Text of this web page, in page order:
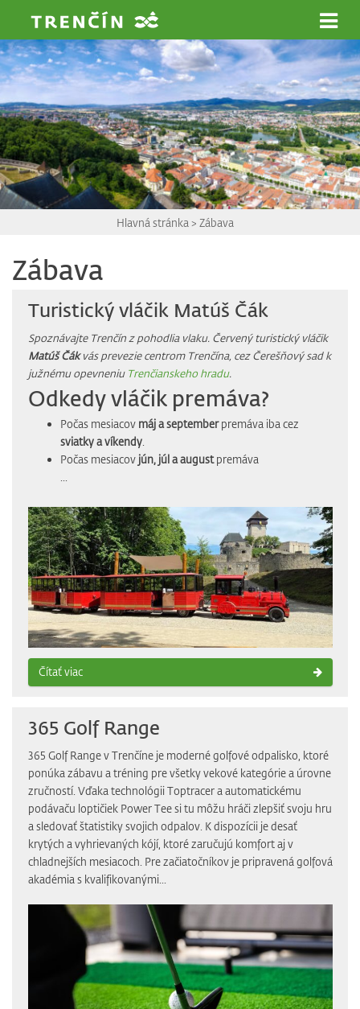
Hlavná stránka > Zábava
Zábava
Turistický vláčik Matúš Čák
Spoznávajte Trenčín z pohodlia vlaku. Červený turistický vláčik
Matúš Čákvás prevezie centrom Trenčína, cez Čerešňový sad k
južnému opevneniu Trenčianskeho hradu.
Odkedy vláčik premáva?
Počas mesiacov máj a septemberpremáva iba cez
sviatky a víkendy.
Počas mesiacovjún, júl a augustpremáva
Čítať viac
365 Golf Range
​365 Golf Range v Trenčíne je moderné golfové odpalisko, ktoré
ponúka zábavu a tréning pre všetky vekové kategórie a úrovne
zručností. Vďaka technológii Toptracer a automatickému
podávaču loptičiek Power Tee si tu môžu hráči zlepšiť svoju hru
a sledovať štatistiky svojich odpalov. K dispozícii je desať
krytých a vyhrievaných kójí, ktoré zaručujú komfort aj v
chladnejších mesiacoch. Pre začiatočníkov je pripravená golfová
akadémia s kvalifikovanými...